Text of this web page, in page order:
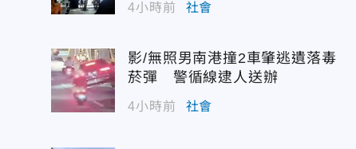
4小時前 社會
影/無照男南港撞2車肇逃遺落毒
菸彈 警循線逮人送辦
4小時前 社會